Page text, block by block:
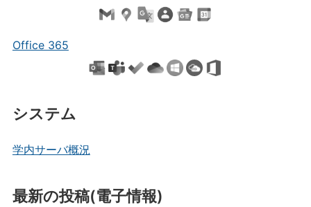
Office 365
システム
学内サーバ概況
最新の投稿(電子情報)